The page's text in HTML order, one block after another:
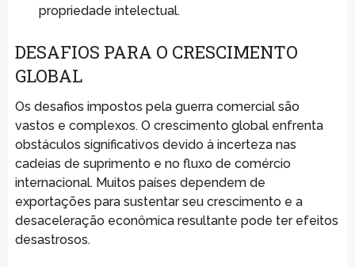
propriedade intelectual.
DESAFIOS PARA O CRESCIMENTO
GLOBAL
Os desafios impostos pela guerra comercial são
vastos e complexos. O crescimento global enfrenta
obstáculos significativos devido à incerteza nas
cadeias de suprimento e no fluxo de comércio
internacional. Muitos países dependem de
exportações para sustentar seu crescimento e a
desaceleração econômica resultante pode ter efeitos
desastrosos.